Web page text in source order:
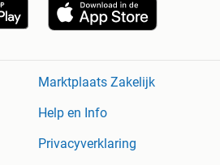
Marktplaats Zakelijk
Help en Info
Privacyverklaring